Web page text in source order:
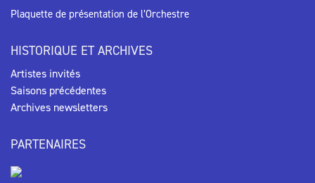
Plaquette de présentation de l’Orchestre
HISTORIQUE ET ARCHIVES
Artistes invités
Saisons précédentes
Archives newsletters
PARTENAIRES